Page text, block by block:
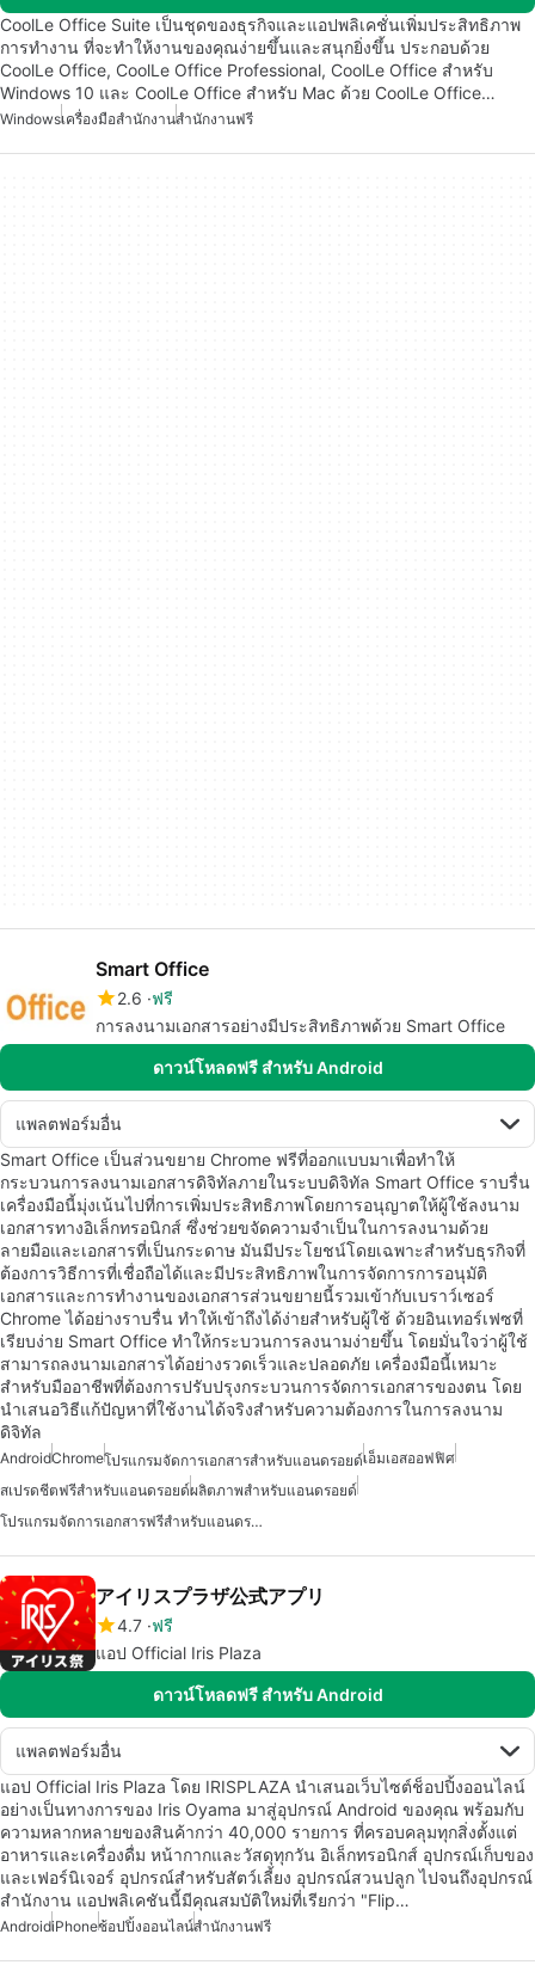
CoolLe Office Suite เป็นชุดของธุรกิจและแอปพลิเคชั่นเพิ่มประสิทธิภาพ
การทำงาน ที่จะทำให้งานของคุณง่ายขึ้นและสนุกยิ่งขึ้น ประกอบด้วย
CoolLe Office, CoolLe Office Professional, CoolLe Office สำหรับ
Windows 10 และ CoolLe Office สำหรับ Mac ด้วย CoolLe Office…
Windowsเครื่องมือสำนักงานสำนักงานฟรี
Smart Office
2.6 ฟรี
การลงนามเอกสารอย่างมีประสิทธิภาพด้วย Smart Office
ดาวน์โหลดฟรี สำหรับ Android
แพลตฟอร์มอื่น
Smart Office เป็นส่วนขยาย Chrome ฟรีที่ออกแบบมาเพื่อทำให้
กระบวนการลงนามเอกสารดิจิทัลภายในระบบดิจิทัล Smart Office ราบรื่น
เครื่องมือนี้มุ่งเน้นไปที่การเพิ่มประสิทธิภาพโดยการอนุญาตให้ผู้ใช้ลงนาม
เอกสารทางอิเล็กทรอนิกส์ ซึ่งช่วยขจัดความจำเป็นในการลงนามด้วย
ลายมือและเอกสารที่เป็นกระดาษ มันมีประโยชน์โดยเฉพาะสำหรับธุรกิจที่
ต้องการวิธีการที่เชื่อถือได้และมีประสิทธิภาพในการจัดการการอนุมัติ
เอกสารและการทำงานของเอกสารส่วนขยายนี้รวมเข้ากับเบราว์เซอร์
Chrome ได้อย่างราบรื่น ทำให้เข้าถึงได้ง่ายสำหรับผู้ใช้ ด้วยอินเทอร์เฟซที่
เรียบง่าย Smart Office ทำให้กระบวนการลงนามง่ายขึ้น โดยมั่นใจว่าผู้ใช้
สามารถลงนามเอกสารได้อย่างรวดเร็วและปลอดภัย เครื่องมือนี้เหมาะ
สำหรับมืออาชีพที่ต้องการปรับปรุงกระบวนการจัดการเอกสารของตน โดย
นำเสนอวิธีแก้ปัญหาที่ใช้งานได้จริงสำหรับความต้องการในการลงนาม
ดิจิทัล
AndroidChromeโปรแกรมจัดการเอกสารสำหรับแอนดรอยด์เอ็มเอสออฟฟิศ
สเปรดชีตฟรีสำหรับแอนดรอยด์ผลิตภาพสำหรับแอนดรอยด์
โปรแกรมจัดการเอกสารฟรีสำหรับแอนดรอยด์
アイリスプラザ公式アプリ
4.7 ฟรี
แอป Official Iris Plaza
ดาวน์โหลดฟรี สำหรับ Android
แพลตฟอร์มอื่น
แอป Official Iris Plaza โดย IRISPLAZA นำเสนอเว็บไซต์ช็อปปิ้งออนไลน์
อย่างเป็นทางการของ Iris Oyama มาสู่อุปกรณ์ Android ของคุณ พร้อมกับ
ความหลากหลายของสินค้ากว่า 40,000 รายการ ที่ครอบคลุมทุกสิ่งตั้งแต่
อาหารและเครื่องดื่ม หน้ากากและวัสดุทุกวัน อิเล็กทรอนิกส์ อุปกรณ์เก็บของ
และเฟอร์นิเจอร์ อุปกรณ์สำหรับสัตว์เลี้ยง อุปกรณ์สวนปลูก ไปจนถึงอุปกรณ์
สำนักงาน แอปพลิเคชันนี้มีคุณสมบัติใหม่ที่เรียกว่า "Flip…
AndroidiPhoneช้อปปิ้งออนไลน์สำนักงานฟรี